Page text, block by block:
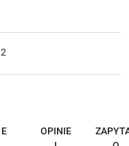
OPINIE